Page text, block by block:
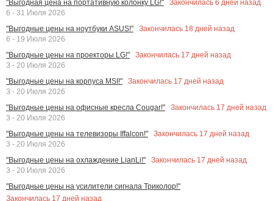
"Выгодная цена на портативную колонку LG!"
Закончилась 6 дней назад
6 - 31 Июля 2026
"Выгодные цены на ноутбуки ASUS!"
Закончилась 18 дней назад
6 - 19 Июля 2026
"Выгодные цены на проекторы LG!"
Закончилась 17 дней назад
3 - 20 Июля 2026
"Выгодные цены на корпуса MSI!"
Закончилась 17 дней назад
3 - 20 Июля 2026
"Выгодные цены на офисные кресла Cougar!"
Закончилась 17 дней назад
3 - 20 Июля 2026
"Выгодные цены на телевизоры Iffalcon!"
Закончилась 17 дней назад
3 - 20 Июля 2026
"Выгодные цены на охлаждение LianLi!"
Закончилась 17 дней назад
3 - 20 Июля 2026
"Выгодные цены на усилители сигнала Триколор!"
Закончилась 17 дней назад